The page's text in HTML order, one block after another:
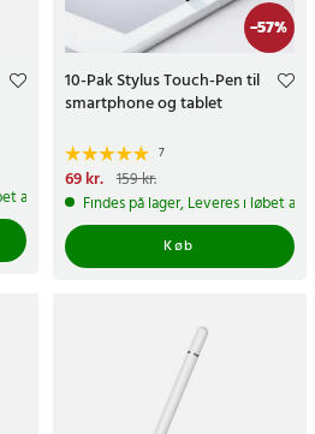
af 1-2 hverdage
-57%
10-Pak Stylus Touch-Pen til
smartphone og tablet
7
Nuværende pris
pris:159 kr.
69 kr. 159 kr.
Findes på lager, Leveres i løbet af
Køb